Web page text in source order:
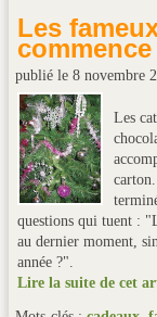
Les
publié le 8 novembre
Les
questions qui tuent :
au dernier moment,
année ?".
Lire la suite de cet